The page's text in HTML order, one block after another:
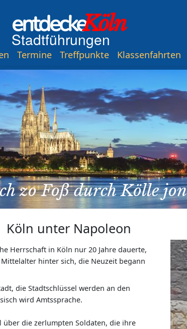
entdeckeKöln
Stadtführungen
Termine Treffpunkte Klassenfahrten
zo Foß durch Kölle jon
Köln unter Napoleon
Herrschaft in Köln nur 20 Jahre dauerte,
hinter sich, die Neuzeit begann
die Stadtschlüssel werden an den
wird Amtssprache.
die zerlumpten Soldaten, die ihre